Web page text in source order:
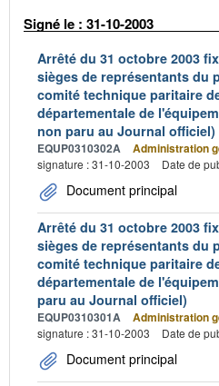
Signé le : 31-10-2003
Arrêté du 31 octobre 2003
sièges de représentants du
comité technique paritaire
départementale de
non paru au Journal officiel)
EQUP0310302A Administration
signature : 31-10-2003
Date de
Document principal
Arrêté du 31 octobre 2003
sièges de représentants du
comité technique paritaire
départementale de
paru au Journal officiel)
EQUP0310301A Administration
signature : 31-10-2003
Date de
Document principal